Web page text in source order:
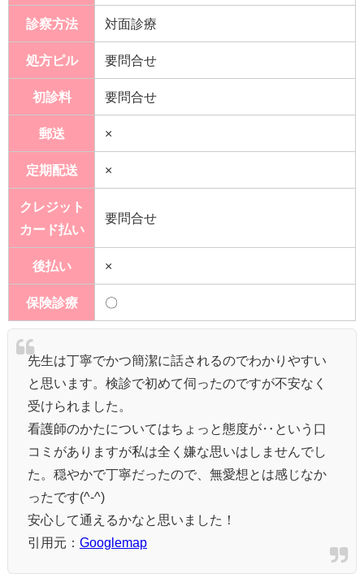
診察方法 対面診療
処方ピル 要問合せ
初診料 要問合せ
郵送 ×
定期配送 ×
クレジット
カード払い
要問合せ
後払い ×
保険診療 〇
先生は丁寧でかつ簡潔に話されるのでわかりやすい
と思います。検診で初めて伺ったのですが不安なく
受けられました。
看護師のかたについてはちょっと態度が‥という口
コミがありますが私は全く嫌な思いはしませんでし
た。穏やかで丁寧だったので、無愛想とは感じなか
ったです(^-^)
安心して通えるかなと思いました！
引用元： Googlemap